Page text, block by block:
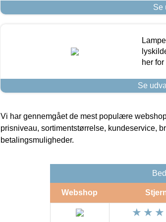
Se
her
Se
Vi har gennemgået de mest populære
prisniveau, sortimentstørrelse, kundeservice,
betalingsmuligheder.
Webshop